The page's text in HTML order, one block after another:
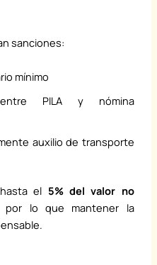
sanciones:
mínimo
entre PILA y nómina
auxilio de transporte
el 5% del valor no
por lo que mantener la